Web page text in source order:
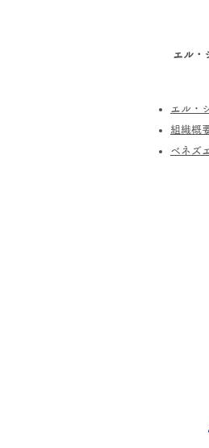
エル・
エル・
組織概
ベネズ